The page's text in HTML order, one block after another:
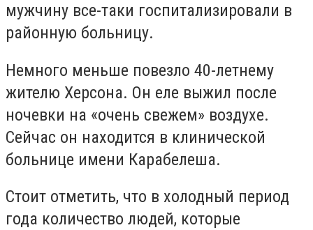
мужчину все-таки госпитализировали в
районную больницу.
Немного меньше повезло 40-летнему
жителю Херсона. Он еле выжил после
ночевки на «очень свежем» воздухе.
Сейчас он находится в клинической
больнице имени Карабелеша.
Стоит отметить, что в холодный период
года количество людей, которые